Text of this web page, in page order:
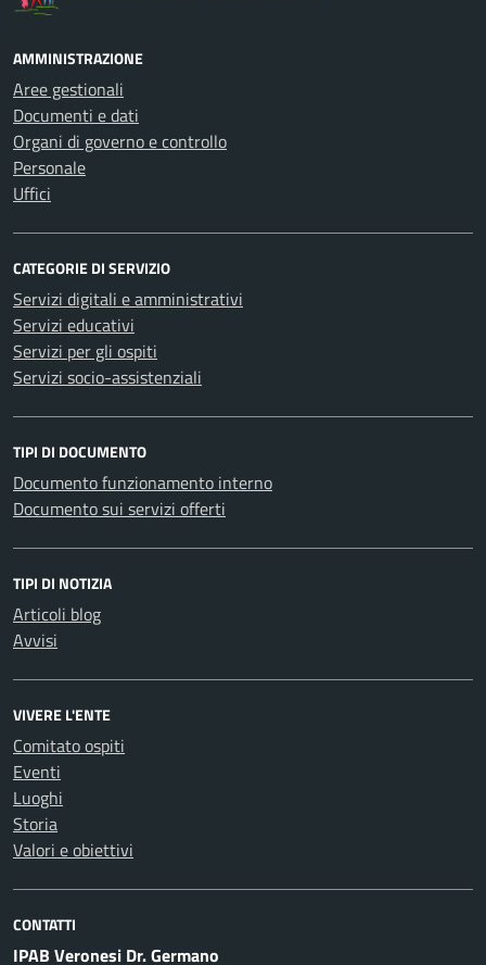
AMMINISTRAZIONE
Aree gestionali
Documenti e dati
Organi di governo e controllo
Personale
Uffici
CATEGORIE DI SERVIZIO
Servizi digitali e amministrativi
Servizi educativi
Servizi per gli ospiti
Servizi socio-assistenziali
TIPI DI DOCUMENTO
Documento funzionamento interno
Documento sui servizi offerti
TIPI DI NOTIZIA
Articoli blog
Avvisi
VIVERE L'ENTE
Comitato ospiti
Eventi
Luoghi
Storia
Valori e obiettivi
CONTATTI
IPAB Veronesi Dr. Germano